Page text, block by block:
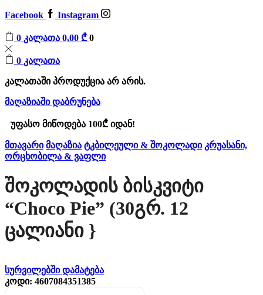
Facebook Instagram
0 კალათა 0,00 ₾ 0
0 კალათა
კალათაში პროდუქცია არ არის.
მაღაზიაში დაბრუნება
უფასო მიწოდება 100₾ იდან!
მთავარი მაღაზია ტკბილეული & შოკოლადი კრუასანი,
ორცხობილა & ვაფლი
Შოკოლადის Ბისკვიტი
“Choco Pie” (30გრ. 12
Ცალიანი }
სურვილებში დამატება
კოდი: 4607084351385